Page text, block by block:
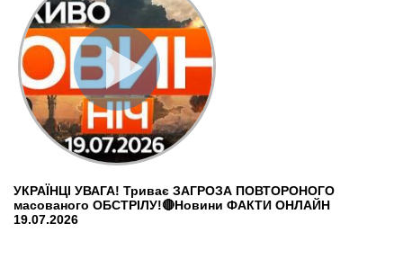
УКРАЇНЦІ УВАГА! Триває ЗАГРОЗА ПОВТОРОНОГО
масованого ОБСТРІЛУ!🔴Новини ФАКТИ ОНЛАЙН
19.07.2026